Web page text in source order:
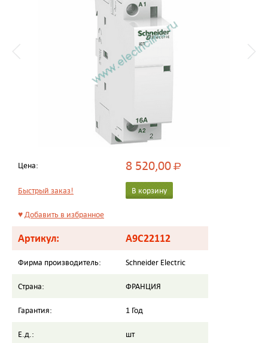
Цена: 8 520,00Р
Быстрый заказ! В корзину
♥Добавить в избранное
Артикул: A9C22112
Фирма производитель: Schneider Electric
Страна: ФРАНЦИЯ
Гарантия: 1 Год
Е.д.: шт